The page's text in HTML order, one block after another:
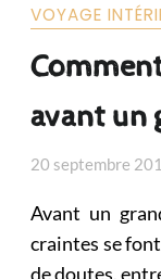
VOYAGE
avant un
20 septembre
Avant un
craintes se
de doutes,